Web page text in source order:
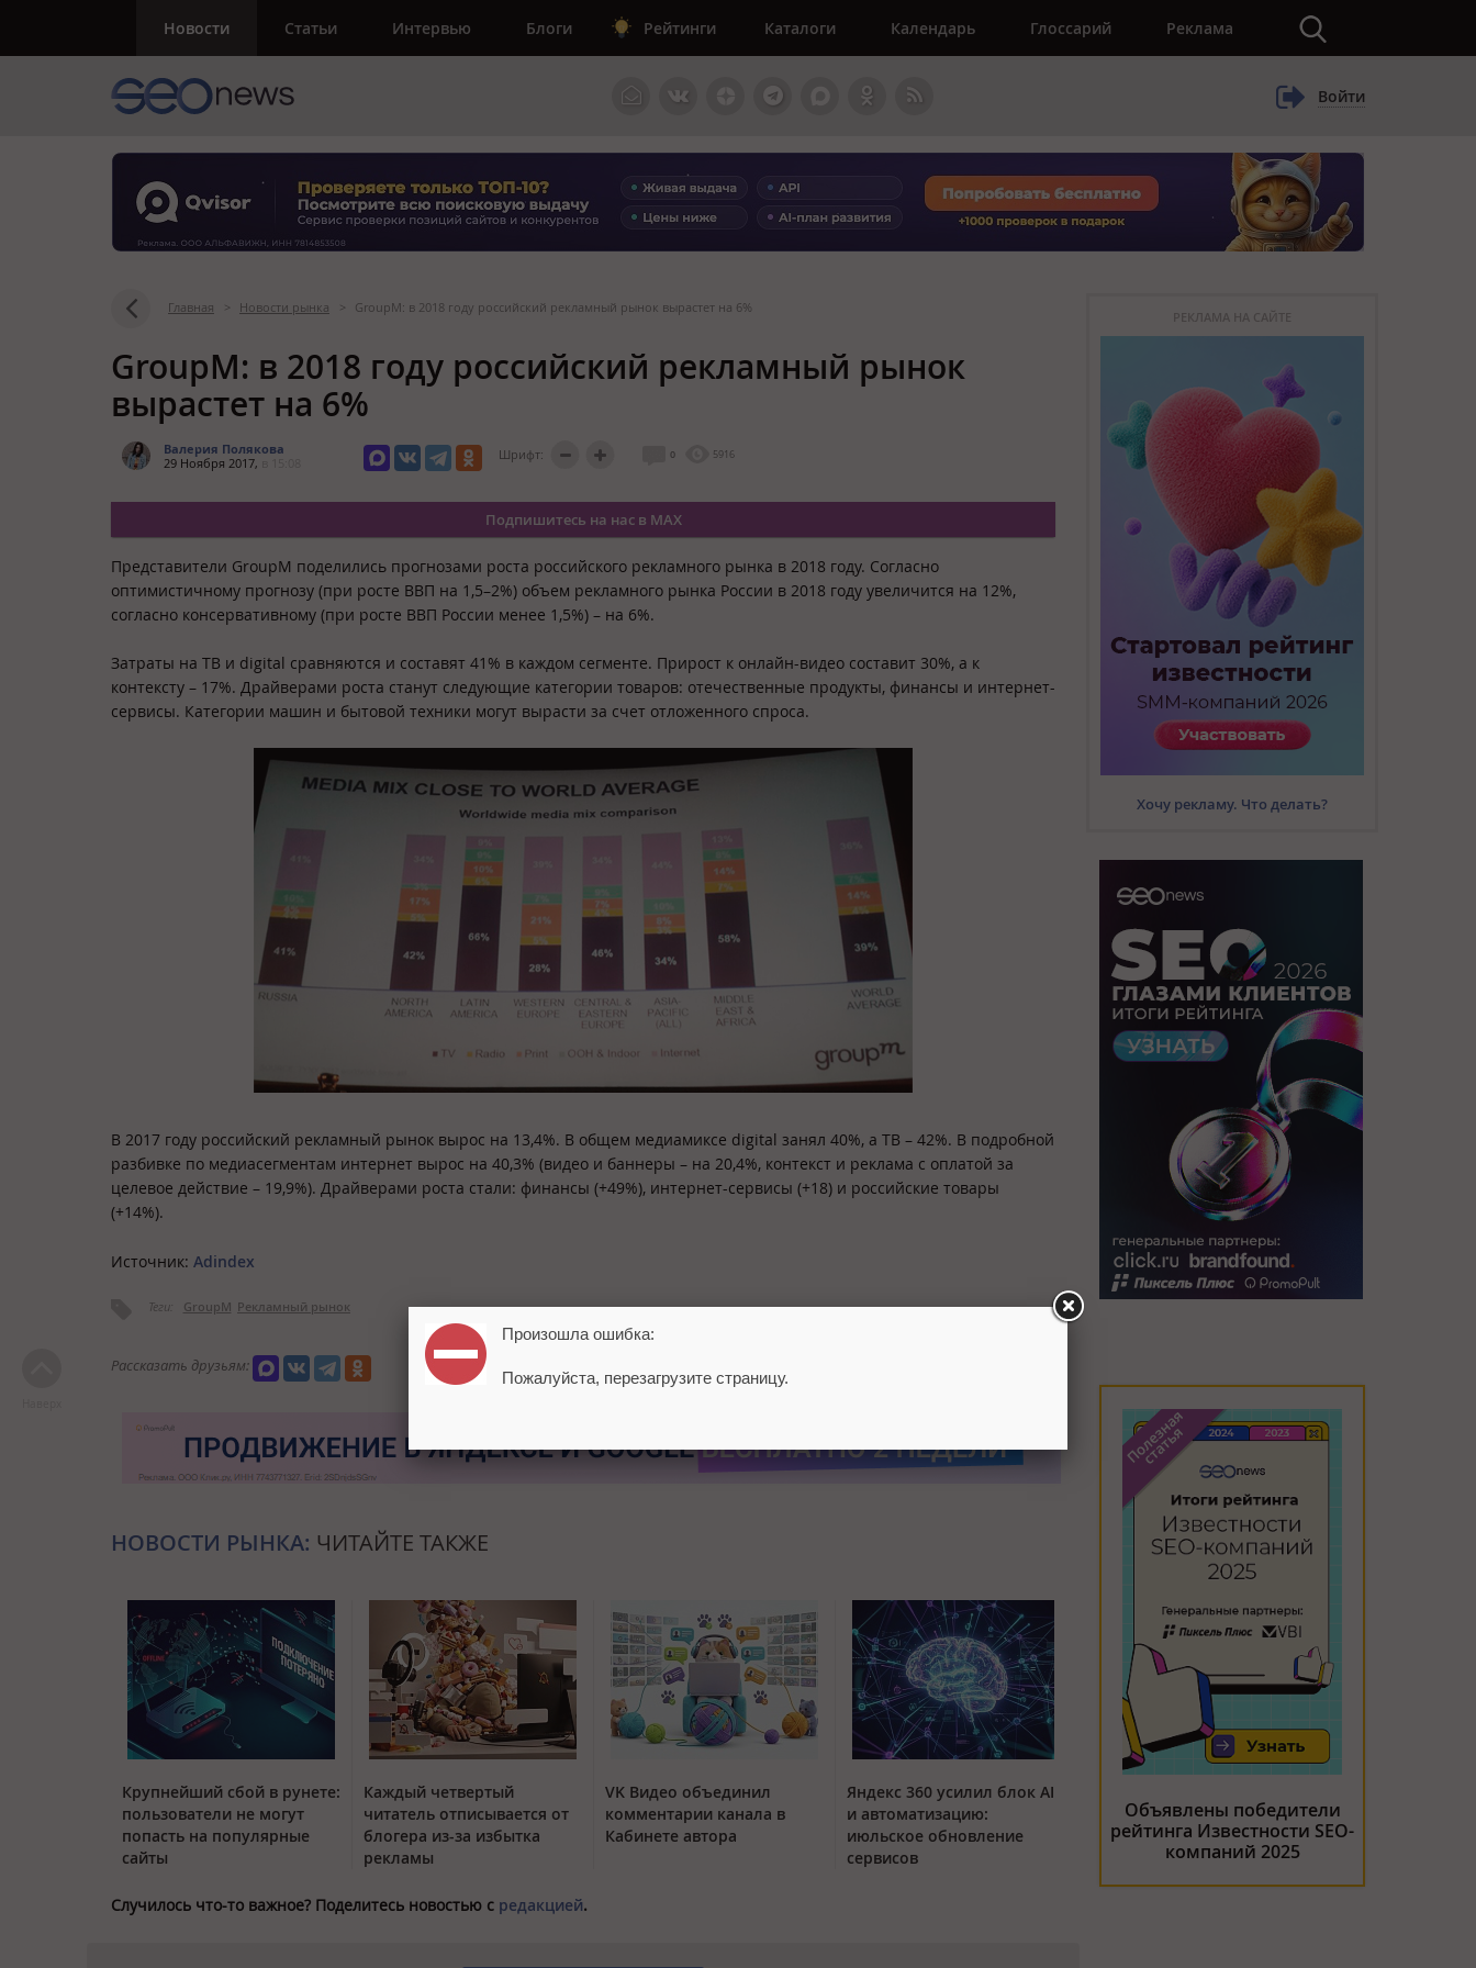
Новости Статьи Интервью Блоги Рейтинги Каталоги Календарь Глоссарий Реклама
Войти
Главная > Новости рынка > GroupM: в 2018 году российский рекламный рынок вырастет на 6%
GroupM: в 2018 году российский рекламный рынок
вырастет на 6%
Валерия Полякова
29 Ноября 2017,
Шрифт: 0 5916
Подпишитесь на нас в MAX
Представители GroupM поделились прогнозами роста российского рекламного рынка в 2018 году. Согласно
оптимистичному прогнозу (при росте ВВП на 1,5–2%) объем рекламного рынка России в 2018 году увеличится на 12%,
согласно консервативному (при росте ВВП России менее 1,5%) – на 6%.
Затраты на ТВ и digital сравняются и составят 41% в каждом сегменте. Прирост к онлайн-видео составит 30%, а к
контексту – 17%. Драйверами роста станут следующие категории товаров: отечественные продукты, финансы и интернет-
сервисы. Категории машин и бытовой техники могут вырасти за счет отложенного спроса.
В 2017 году российский рекламный рынок вырос на 13,4%. В общем медиамиксе digital занял 40%, а ТВ – 42%. В подробной
разбивке по медиасегментам интернет вырос на 40,3% (видео и баннеры – на 20,4%, контекст и реклама с оплатой за
целевое действие – 19,9%). Драйверами роста стали: финансы (+49%), интернет-сервисы (+18) и российские товары
(+14%).
Источник: Adindex
Теги: GroupM Рекламный рынок
Рассказать друзьям:
НОВОСТИ РЫНКА: ЧИТАЙТЕ ТАКЖЕ
Крупнейший сбой в рунете:
пользователи не могут
попасть на популярные
сайты
Каждый четвертый
читатель отписывается от
блогера из-за избытка
рекламы
VK Видео объединил
комментарии канала в
Кабинете автора
Яндекс 360 усилил блок AI
и автоматизацию:
июльское обновление
сервисов
Случилось что-то важное? Поделитесь новостью с редакцией.
РЕКЛАМА НА САЙТЕ
Хочу рекламу. Что делать?
Объявлены победители
рейтинга Известности SEO-
компаний 2025
Произошла ошибка:
Пожалуйста, перезагрузите страницу.